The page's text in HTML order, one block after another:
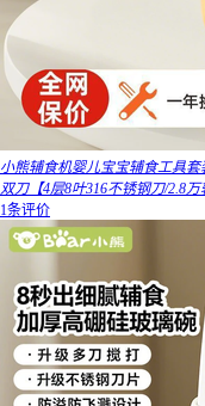
小熊辅食机婴儿宝宝辅食工具
双刀【4层8叶316不锈钢刀/2.8万
1条评价